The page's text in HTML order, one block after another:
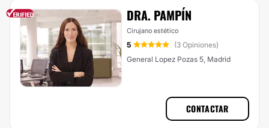
DRA. PAMPÍN
Cirujano estético
5
(3 Opiniones)
General Lopez Pozas 5, Madrid
CONTACTAR